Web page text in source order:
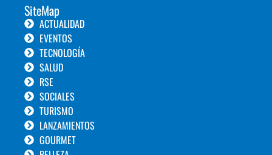
SiteMap
ACTUALIDAD
EVENTOS
TECNOLOGÍA
SALUD
RSE
SOCIALES
TURISMO
LANZAMIENTOS
GOURMET